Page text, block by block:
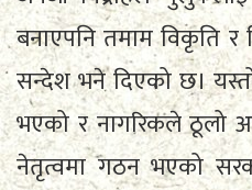
बनाएपनि तमाम विकृति र
सन्देश भने दिएको छ।
भएको र नागरिकले ठूलो
नेतृत्वमा गठन भएको